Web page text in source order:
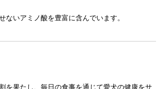
いアミノ酸を豊富に含んでいます。
を果たし、毎日の食事を通じて愛犬の健康をサ